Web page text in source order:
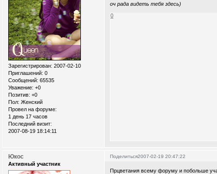
Зарегистрирован: 2007-02-10
Приглашений: 0
Сообщений: 65535
Уважение: +0
Позитив: +0
Пол: Женский
Провел на форуме:
1 день 17 часов
Последний визит:
2007-08-19 18:14:11
оч рада видеть тебя здесь)
0
Поделиться2007-02-19 20:47:22
Юкос
Активный участник
Прцветания всему форуму и побольше